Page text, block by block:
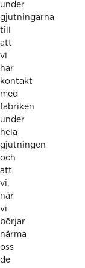
under
gjutningarna
till
att
vi
har
kontakt
med
fabriken
under
hela
gjutningen
och
att
vi,
när
vi
börjar
närma
oss
de